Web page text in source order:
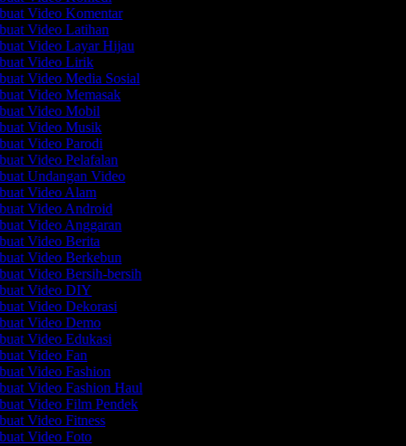
Video Komentar
Video Latihan
Video Layar Hijau
Video Lirik
Video Media Sosial
Video Memasak
Video Mobil
Video Musik
Video Parodi
Video Pelafalan
Undangan Video
Video Alam
Video Android
Video Anggaran
Video Berita
Video Berkebun
Video Bersih-bersih
Video DIY
Video Dekorasi
Video Demo
Video Edukasi
Video Fan
Video Fashion
Video Fashion Haul
Video Film Pendek
Video Fitness
Video Foto